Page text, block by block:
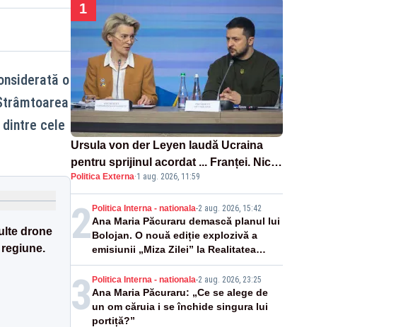
o
dintre cele
drone
1
Ursula von der Leyen laudă Ucraina
pentru sprijinul acordat ... Franței. Nicio
reacție privind ajutorul energetic
promis României
Politica Externa·1 aug. 2026, 11:59
2 Politica Interna - nationala-2 aug. 2026, 15:42
Ana Maria Păcuraru demască planul lui
Bolojan. O nouă ediție explozivă a
emisiunii „Miza Zilei” la Realitatea
PLUS
3 Politica Interna - nationala-2 aug. 2026, 23:25
Ana Maria Păcuraru: „Ce se alege de
un om căruia i se închide singura lui
portiță?”